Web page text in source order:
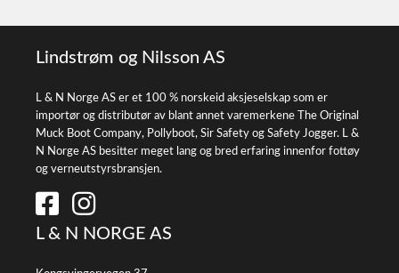
Lindstrøm og Nilsson AS
L & N Norge AS er et 100 % norskeid aksjeselskap som er
importør og distributør av blant annet varemerkene The Original
Muck Boot Company, Pollyboot, Sir Safety og Safety Jogger. L &
N Norge AS besitter meget lang og bred erfaring innenfor fottøy
og verneutstyrsbransjen.
L & N NORGE AS